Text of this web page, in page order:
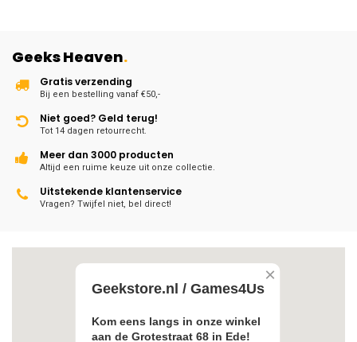
Geeks Heaven.
Gratis verzending
Bij een bestelling vanaf €50,-
Niet goed? Geld terug!
Tot 14 dagen retourrecht.
Meer dan 3000 producten
Altijd een ruime keuze uit onze collectie.
Uitstekende klantenservice
Vragen? Twijfel niet, bel direct!